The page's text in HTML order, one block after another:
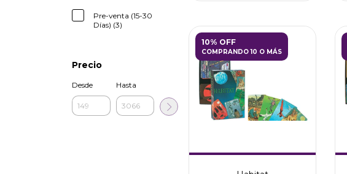
Pre-venta (15-30
Días) (3)
Precio
Desde Hasta
10% OFF
COMPRANDO 10 O MÁS